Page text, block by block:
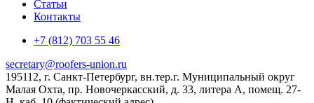
Статьи
Контакты
+7 (812) 703 55 46
secretary@roofers-union.ru
195112, г. Санкт-Петербург, вн.тер.г. Муниципальный округ
Малая Охта, пр. Новочеркасский, д. 33, литера А, помещ. 27-